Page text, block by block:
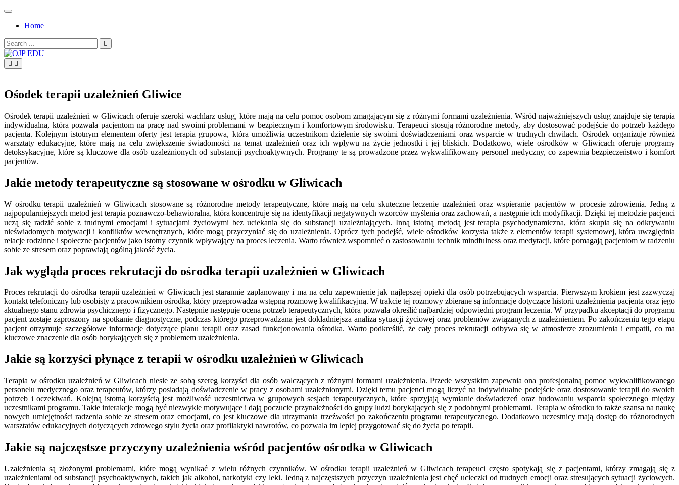
Skip
contentHome
Search
for:
Ośodek terapii uzależnień Gliwice
Ośrodek terapii uzależnień w Gliwicach oferuje szeroki wachlarz usług, które mają na celu pomoc osobom zmagającym się z różnymi formami uzależnienia. Wśród najważniejszych usług znajduje się terapia
indywidualna, która pozwala pacjentom na pracę nad swoimi problemami w bezpiecznym i komfortowym środowisku. Terapeuci stosują różnorodne metody, aby dostosować podejście do potrzeb każdego
pacjenta. Kolejnym istotnym elementem oferty jest terapia grupowa, która umożliwia uczestnikom dzielenie się swoimi doświadczeniami oraz wsparcie w trudnych chwilach. Ośrodek organizuje również
warsztaty edukacyjne, które mają na celu zwiększenie świadomości na temat uzależnień oraz ich wpływu na życie jednostki i jej bliskich. Dodatkowo, wiele ośrodków w Gliwicach oferuje programy
detoksykacyjne, które są kluczowe dla osób uzależnionych od substancji psychoaktywnych. Programy te są prowadzone przez wykwalifikowany personel medyczny, co zapewnia bezpieczeństwo i komfort
pacjentów.
Jakie metody terapeutyczne są stosowane w ośrodku w Gliwicach
W ośrodku terapii uzależnień w Gliwicach stosowane są różnorodne metody terapeutyczne, które mają na celu skuteczne leczenie uzależnień oraz wspieranie pacjentów w procesie zdrowienia. Jedną z
najpopularniejszych metod jest terapia poznawczo-behawioralna, która koncentruje się na identyfikacji negatywnych wzorców myślenia oraz zachowań, a następnie ich modyfikacji. Dzięki tej metodzie pacjenci
uczą się radzić sobie z trudnymi emocjami i sytuacjami życiowymi bez uciekania się do substancji uzależniających. Inną istotną metodą jest terapia psychodynamiczna, która skupia się na odkrywaniu
nieświadomych motywacji i konfliktów wewnętrznych, które mogą przyczyniać się do uzależnienia. Oprócz tych podejść, wiele ośrodków korzysta także z elementów terapii systemowej, która uwzględnia
relacje rodzinne i społeczne pacjentów jako istotny czynnik wpływający na proces leczenia. Warto również wspomnieć o zastosowaniu technik mindfulness oraz medytacji, które pomagają pacjentom w radzeniu
sobie ze stresem oraz poprawiają ogólną jakość życia.
Jak wygląda proces rekrutacji do ośrodka terapii uzależnień w Gliwicach
Proces rekrutacji do ośrodka terapii uzależnień w Gliwicach jest starannie zaplanowany i ma na celu zapewnienie jak najlepszej opieki dla osób potrzebujących wsparcia. Pierwszym krokiem jest zazwyczaj
kontakt telefoniczny lub osobisty z pracownikiem ośrodka, który przeprowadza wstępną rozmowę kwalifikacyjną. W trakcie tej rozmowy zbierane są informacje dotyczące historii uzależnienia pacjenta oraz jego
aktualnego stanu zdrowia psychicznego i fizycznego. Następnie następuje ocena potrzeb terapeutycznych, która pozwala określić najbardziej odpowiedni program leczenia. W przypadku akceptacji do programu
pacjent zostaje zaproszony na spotkanie diagnostyczne, podczas którego przeprowadzana jest dokładniejsza analiza sytuacji życiowej oraz problemów związanych z uzależnieniem. Po zakończeniu tego etapu
pacjent otrzymuje szczegółowe informacje dotyczące planu terapii oraz zasad funkcjonowania ośrodka. Warto podkreślić, że cały proces rekrutacji odbywa się w atmosferze zrozumienia i empatii, co ma
kluczowe znaczenie dla osób borykających się z problemem uzależnienia.
Jakie są korzyści płynące z terapii w ośrodku uzależnień w Gliwicach
Terapia w ośrodku uzależnień w Gliwicach niesie ze sobą szereg korzyści dla osób walczących z różnymi formami uzależnienia. Przede wszystkim zapewnia ona profesjonalną pomoc wykwalifikowanego
personelu medycznego oraz terapeutów, którzy posiadają doświadczenie w pracy z osobami uzależnionymi. Dzięki temu pacjenci mogą liczyć na indywidualne podejście oraz dostosowanie terapii do swoich
potrzeb i oczekiwań. Kolejną istotną korzyścią jest możliwość uczestnictwa w grupowych sesjach terapeutycznych, które sprzyjają wymianie doświadczeń oraz budowaniu wsparcia społecznego między
uczestnikami programu. Takie interakcje mogą być niezwykle motywujące i dają poczucie przynależności do grupy ludzi borykających się z podobnymi problemami. Terapia w ośrodku to także szansa na naukę
nowych umiejętności radzenia sobie ze stresem oraz emocjami, co jest kluczowe dla utrzymania trzeźwości po zakończeniu programu terapeutycznego. Dodatkowo uczestnicy mają dostęp do różnorodnych
warsztatów edukacyjnych dotyczących zdrowego stylu życia oraz profilaktyki nawrotów, co pozwala im lepiej przygotować się do życia po terapii.
Jakie są najczęstsze przyczyny uzależnienia wśród pacjentów ośrodka w Gliwicach
Uzależnienia są złożonymi problemami, które mogą wynikać z wielu różnych czynników. W ośrodku terapii uzależnień w Gliwicach terapeuci często spotykają się z pacjentami, którzy zmagają się z
uzależnieniami od substancji psychoaktywnych, takich jak alkohol, narkotyki czy leki. Jedną z najczęstszych przyczyn uzależnienia jest chęć ucieczki od trudnych emocji oraz stresujących sytuacji życiowych.